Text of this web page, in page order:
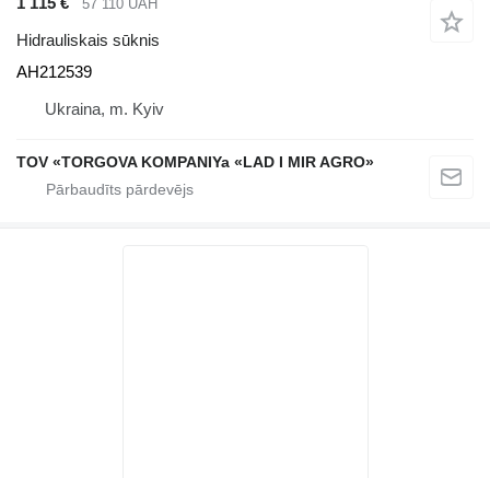
57 110 UAH
Hidrauliskais sūknis
AH212539
Ukraina, m. Kyiv
TOV «TORGOVA KOMPANIYa «LAD I MIR AGRO»